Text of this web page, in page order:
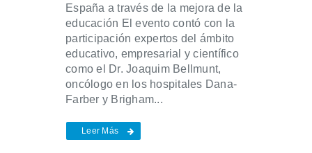
España a través de la mejora de la
educación El evento contó con la
participación expertos del ámbito
educativo, empresarial y científico
como el Dr. Joaquim Bellmunt,
oncólogo en los hospitales Dana-
Farber y Brigham...
Leer Más